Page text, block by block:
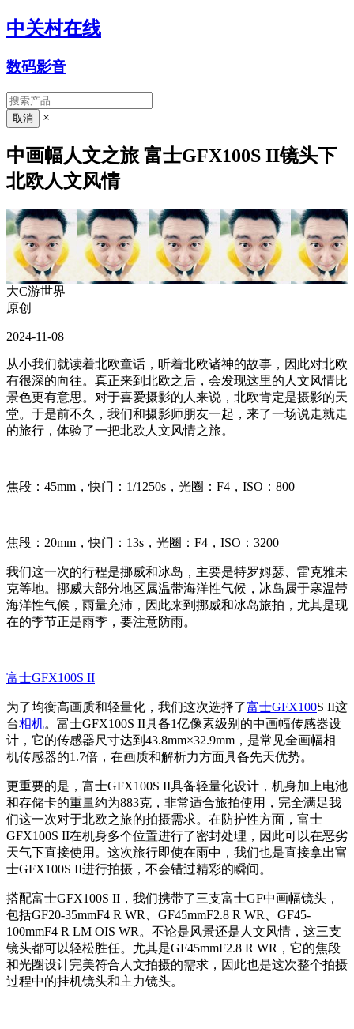
中关村在线
数码影音
×
中画幅人文之旅 富士GFX100S II镜头下
北欧人文风情
大C游世界
原创
2024-11-08
从小我们就读着北欧童话，听着北欧诸神的故事，因此对北欧
有很深的向往。真正来到北欧之后，会发现这里的人文风情比
景色更有意思。对于喜爱摄影的人来说，北欧肯定是摄影的天
堂。于是前不久，我们和摄影师朋友一起，来了一场说走就走
的旅行，体验了一把北欧人文风情之旅。
焦段：45mm，快门：1/1250s，光圈：F4，ISO：800
焦段：20mm，快门：13s，光圈：F4，ISO：3200
我们这一次的行程是挪威和冰岛，主要是特罗姆瑟、雷克雅未
克等地。挪威大部分地区属温带海洋性气候，冰岛属于寒温带
海洋性气候，雨量充沛，因此来到挪威和冰岛旅拍，尤其是现
在的季节正是雨季，要注意防雨。
富士GFX100S II
为了均衡高画质和轻量化，我们这次选择了富士GFX100S II这
台相机。富士GFX100S II具备1亿像素级别的中画幅传感器设
计，它的传感器尺寸达到43.8mm×32.9mm，是常见全画幅相
机传感器的1.7倍，在画质和解析力方面具备先天优势。
更重要的是，富士GFX100S II具备轻量化设计，机身加上电池
和存储卡的重量约为883克，非常适合旅拍使用，完全满足我
们这一次对于北欧之旅的拍摄需求。在防护性方面，富士
GFX100S II在机身多个位置进行了密封处理，因此可以在恶劣
天气下直接使用。这次旅行即使在雨中，我们也是直接拿出富
士GFX100S II进行拍摄，不会错过精彩的瞬间。
搭配富士GFX100S II，我们携带了三支富士GF中画幅镜头，
包括GF20-35mmF4 R WR、GF45mmF2.8 R WR、GF45-
100mmF4 R LM OIS WR。不论是风景还是人文风情，这三支
镜头都可以轻松胜任。尤其是GF45mmF2.8 R WR，它的焦段
和光圈设计完美符合人文拍摄的需求，因此也是这次整个拍摄
过程中的挂机镜头和主力镜头。